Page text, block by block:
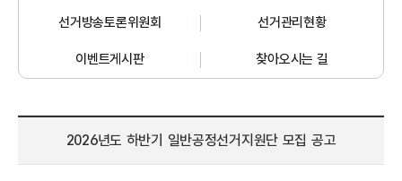
선거방송토론위원회 선거관리현황
이벤트게시판 찾아오시는 길
2026년도 하반기 일반공정선거지원단 모집 공고